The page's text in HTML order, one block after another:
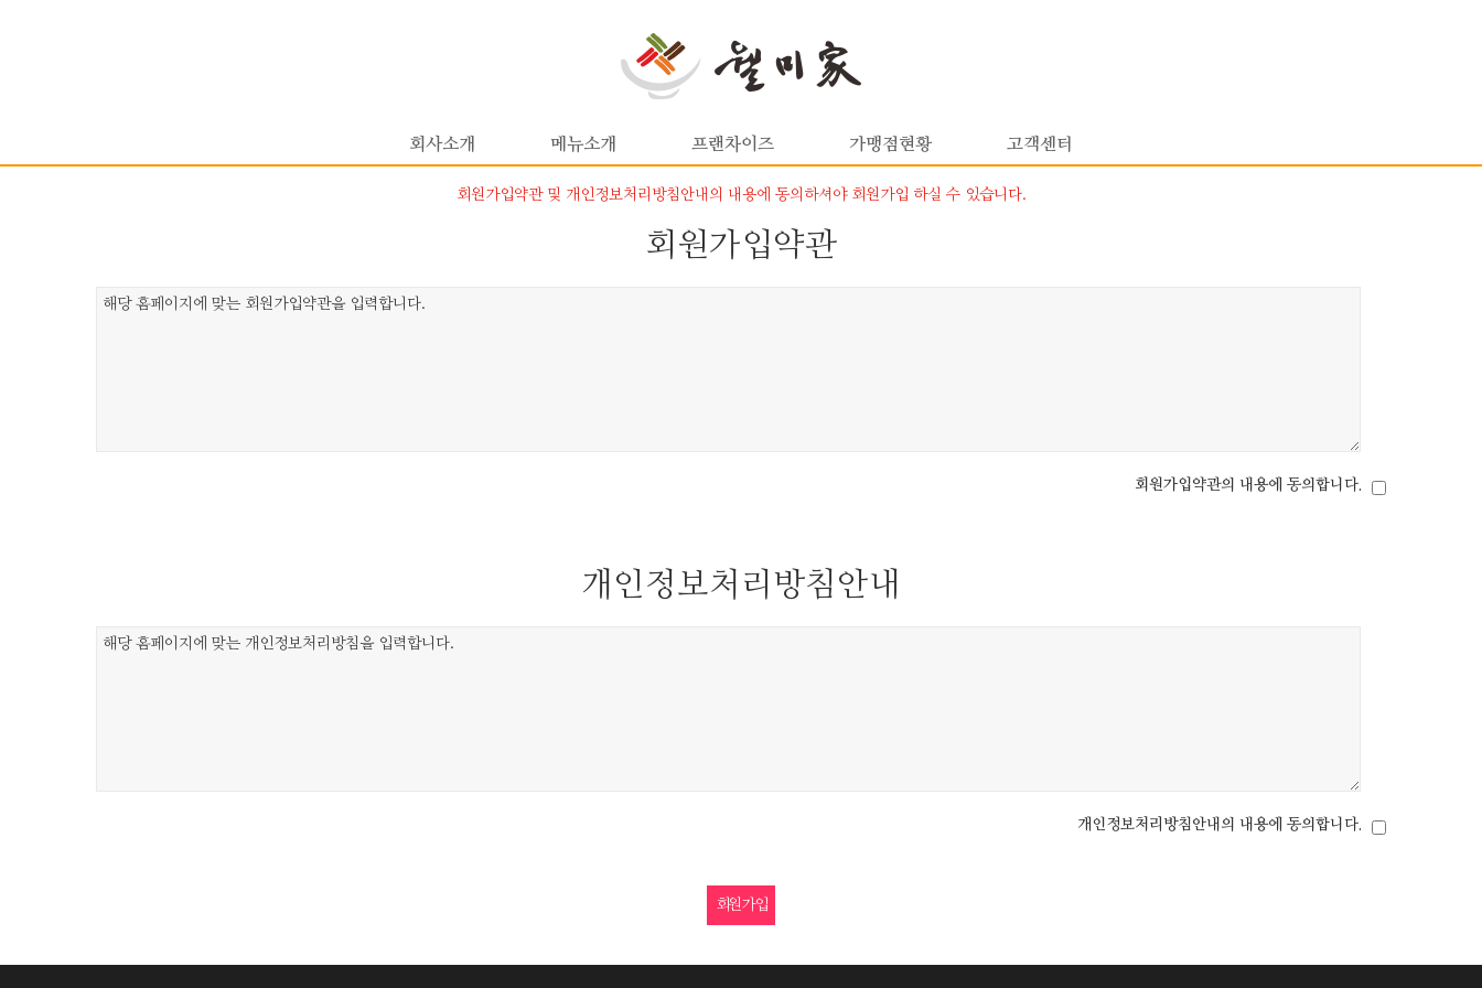
회사소개 메뉴소개 프랜차이즈 가맹점현황 고객센터
회원가입약관 및 개인정보처리방침안내의 내용에 동의하셔야 회원가입 하실 수 있습니다.
회원가입약관
회원가입약관의 내용에 동의합니다.
개인정보처리방침안내
개인정보처리방침안내의 내용에 동의합니다.